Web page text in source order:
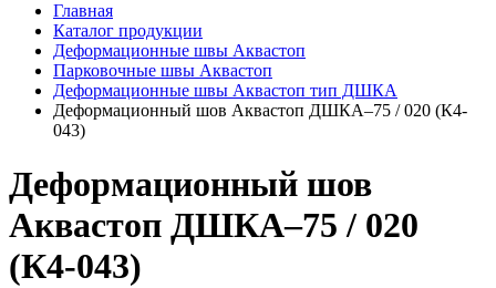
Главная
Каталог продукции
Деформационные швы Аквастоп
Парковочные швы Аквастоп
Деформационные швы Аквастоп тип ДШКА
Деформационный шов Аквастоп ДШКА–75 / 020 (К4-
043)
Деформационный шов
Аквастоп ДШКА–75 / 020
(К4-043)